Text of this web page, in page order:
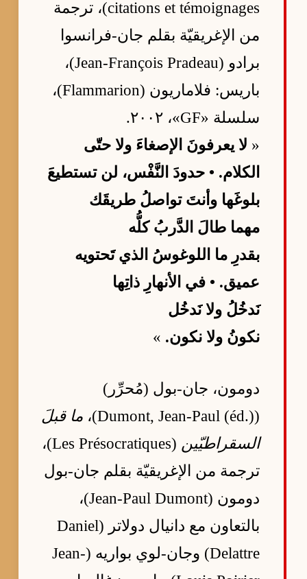
citations et témoignages)، ترجمة
من الإغريقيّة بقلم جان-فرانسوا
برادو (Jean-François Pradeau)،
باريس: فلاماريون (Flammarion)،
سلسلة «GF»، ٢٠٠٢.
« لا يعرفونَ الإصغاءَ ولا حتّى
الكلام. • حدودَ النَّفْس، لن تستطيعَ
بلوغَها وأنتَ تواصلُ طريقَك
مهما طالَ الدَّربُ كلُّه
بقدرِ ما اللوغوسُ الذي تَحتويه
عميق. • في الأنهارِ ذاتِها
نَدخُلُ ولا نَدخُل
نكونُ ولا نكون. »
دومون، جان-بول (مُحرِّر)
(Dumont, Jean-Paul (éd.))،
ما قبلَ
السقراطيّين
(Les Présocratiques)،
ترجمة من الإغريقيّة بقلم جان-بول
دومون (Jean-Paul Dumont)،
بالتعاون مع دانيال دولاتر (Daniel
Delattre) وجان-لوي بواريه (Jean-